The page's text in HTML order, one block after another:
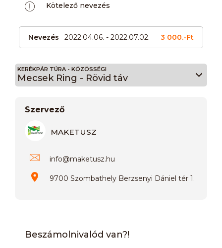
Kötelező nevezés
Nevezés 2022.04.06. - 2022.07.02. 3 000.-Ft
KERÉKPÁR TÚRA - KÖZÖSSÉGI
Mecsek Ring - Rövid táv
Szervező
MAKETUSZ
info@maketusz.hu
9700 Szombathely Berzsenyi Dániel tér 1.
Beszámolnivalód van?!